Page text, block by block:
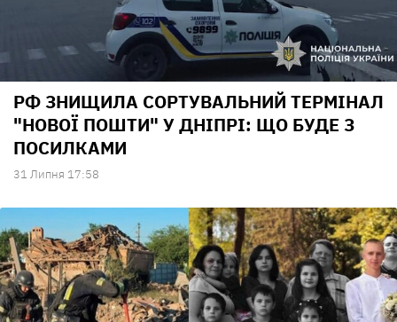
РФ ЗНИЩИЛА СОРТУВАЛЬНИЙ ТЕРМІНАЛ
"НОВОЇ ПОШТИ" У ДНІПРІ: ЩО БУДЕ З
ПОСИЛКАМИ
31 Липня 17:58